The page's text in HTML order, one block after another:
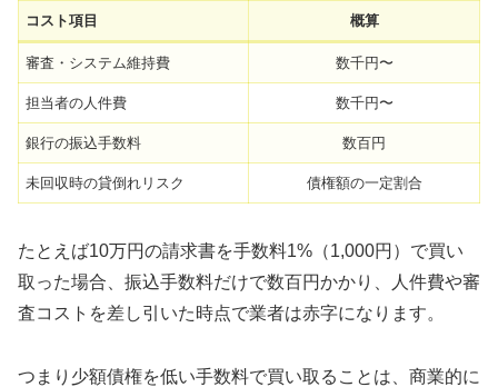
コスト項目 概算
審査・システム維持費 数千円〜
担当者の人件費 数千円〜
銀行の振込手数料 数百円
未回収時の貸倒れリスク 債権額の一定割合
たとえば10万円の請求書を手数料1%（1,000円）で買い
取った場合、振込手数料だけで数百円かかり、人件費や審
査コストを差し引いた時点で業者は赤字になります。
つまり少額債権を低い手数料で買い取ることは、商業的に